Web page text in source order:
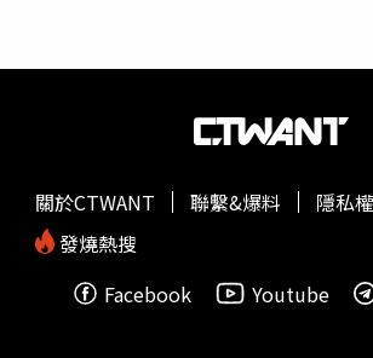
關於CTWANT 聯繫&爆料
隱私
發燒熱搜
Facebook
Youtube